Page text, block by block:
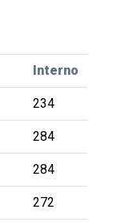
Interno
234
284
284
272